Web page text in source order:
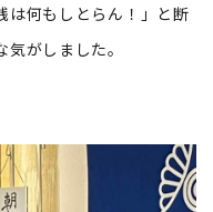
は何もしとらん！」と断
がしました。